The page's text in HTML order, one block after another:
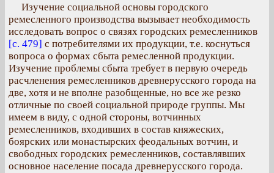
Изучение социальной основы городского
ремесленного производства вызывает необходимость
исследовать вопрос о связях городских ремесленников
[с. 479] с потребителями их продукции, т.е. коснуться
вопроса о формах сбыта ремесленной продукции.
Изучение проблемы сбыта требует в первую очередь
расчленения ремесленников древнерусского города на
две, хотя и не вполне разобщенные, но все же резко
отличные по своей социальной природе группы. Мы
имеем в виду, с одной стороны, вотчинных
ремесленников, входивших в состав княжеских,
боярских или монастырских феодальных вотчин, и
свободных городских ремесленников, составлявших
основное население посада древнерусского города.